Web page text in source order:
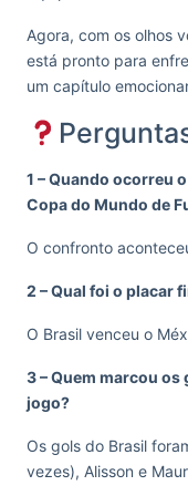
Agora, com os olhos
está pronto para
um capítulo
1 – Quando ocorreu
Copa do Mundo de
O confronto
2 – Qual foi o placar
O Brasil venceu o
3 – Quem marcou
jogo?
Os gols do Brasil
vezes), Alisson e